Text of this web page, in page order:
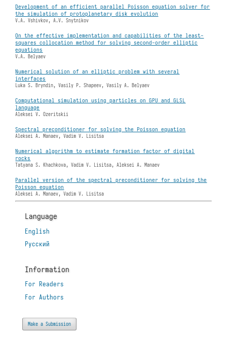
Development of an efficient parallel Poisson equation solver for
the simulation of protoplanetary disk evolution
V.A. Vshivkov, A.V. Snytnikov
On the effective implementation and capabilities of the least-
squares collocation method for solving second-order elliptic
equations
V.A. Belyaev
Numerical solution of an elliptic problem with several
interfaces
Luka S. Bryndin, Vasily P. Shapeev, Vasily A. Belyaev
Computational simulation using particles on GPU and GLSL
language
Aleksei V. Ozeritskii
Spectral preconditioner for solving the Poisson equation
Aleksei A. Manaev, Vadim V. Lisitsa
Numerical algorithm to estimate formation factor of digital
rocks
Tatyana S. Khachkova, Vadim V. Lisitsa, Aleksei A. Manaev
Parallel version of the spectral preconditioner for solving the
Poisson equation
Aleksei A. Manaev, Vadim V. Lisitsa
Language
English
Русский
Information
For Readers
For Authors
Make a Submission